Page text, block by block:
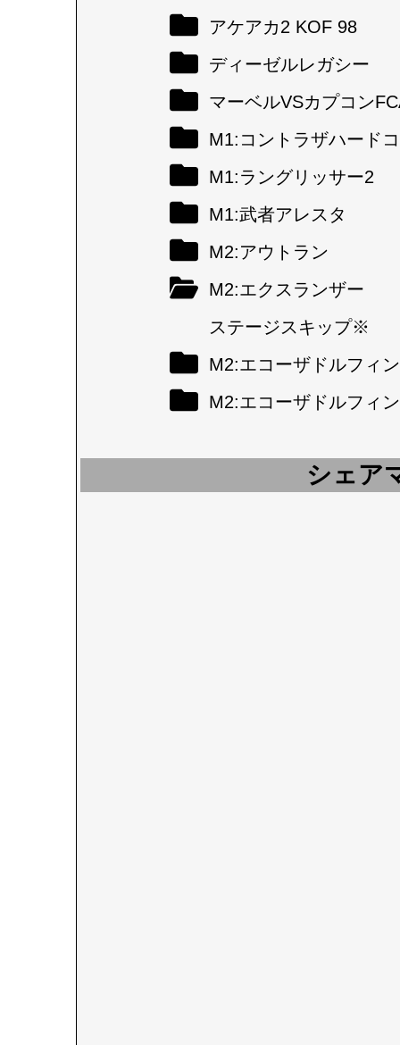
アケアカ2 KOF 98
ディーゼルレガシー
マーベルVSカプコン
M1:コントラザハード
M1:ラングリッサー2
M1:武者アレスタ
M2:アウトラン
M2:エクスランザー
ステージスキップ※
M2:エコーザドルフィン
M2:エコーザドルフィ
シェア